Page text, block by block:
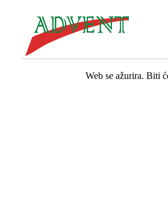
Web se ažurira. Biti